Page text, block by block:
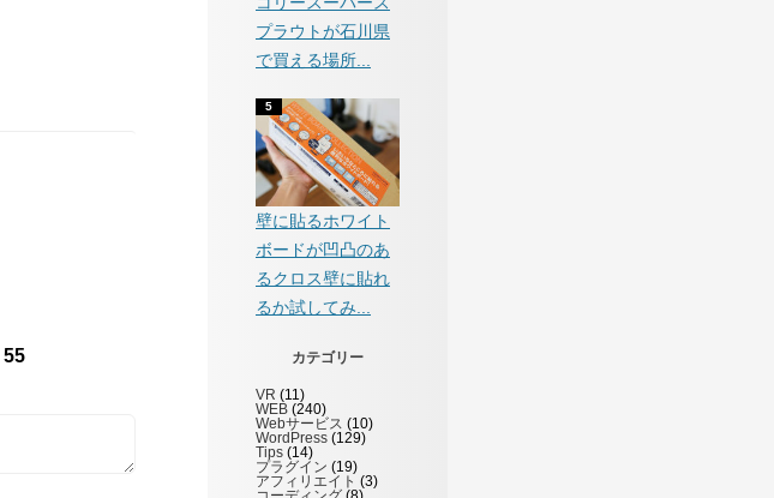
55
プラウトが石川県
で買える場所...
壁に貼るホワイト
ボードが凹凸のあ
るクロス壁に貼れ
るか試してみ...
カテゴリー
VR (11)
WEB (240)
Webサービス (10)
WordPress (129)
Tips (14)
プラグイン (19)
アフィリエイト (3)